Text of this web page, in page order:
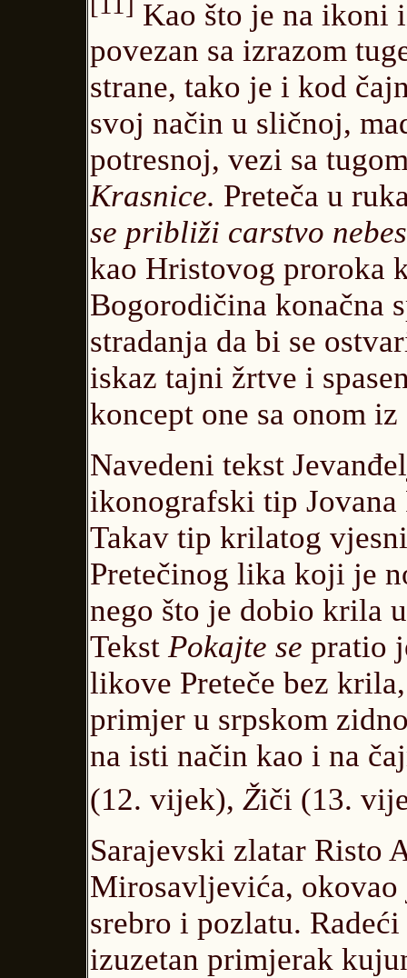
Kao što je na
povezan sa izrazom
strane, tako je i kod
svoj način u sličnoj,
potresnoj, vezi sa
Krasnice. Preteča u
se približi carstvo
kao Hristovog proroka
Bogorodičina konačna
stradanja da bi se
iskaz tajni žrtve i
koncept one sa onom
Navedeni tekst
ikonografski tip Jovana
Takav tip krilatog
Pretečinog lika koji je
nego što je dobio krila
Tekst Pokajte se pratio
likove Preteče bez
primjer u srpskom
na isti način kao i na
(12. vijek), Žiči (13.
Sarajevski zlatar Risto
Mirosavljevića,
srebro i pozlatu.
izuzetan primjerak